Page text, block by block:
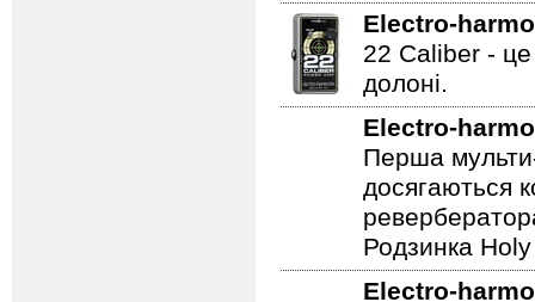
Electro-
Аналогова
Electro-
22 Caliber - це
долоні.
Electro-
Перша
досягаються